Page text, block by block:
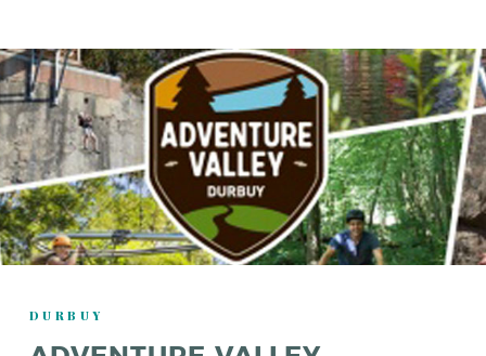
DURBUY